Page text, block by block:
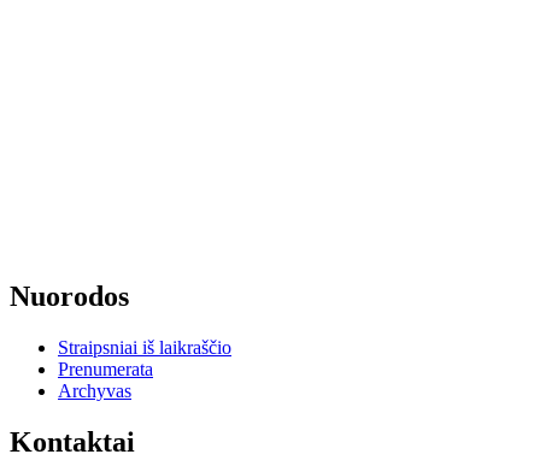
Nuorodos
Straipsniai iš laikraščio
Prenumerata
Archyvas
Kontaktai